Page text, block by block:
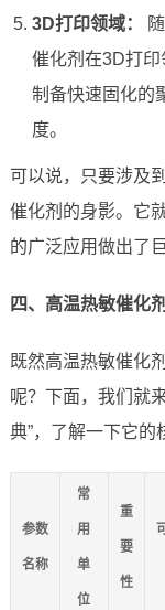
3D打印领域：
催化剂在3D打
制备快速固化的
度。
可以说，只要涉及
催化剂的身影。它
的广泛应用做出了
四、高温热敏催化
既然高温热敏催化
呢？下面，我们就
典”，了解一下它的
参数
名称
常
用
单
位
重
要
性